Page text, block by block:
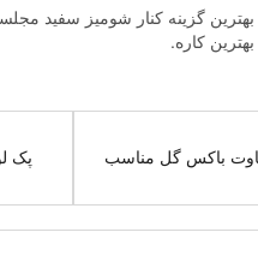
گزینه کنار شومیز سفید
کاره.
پک
باکس گل مناسب